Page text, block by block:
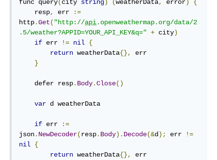
func query( city string) (weatherData, error)
{
    resp
, err
:=
http.Get( "http://api.openweathermap.org/data/2
.5/weather?APPID=YOUR_API_KEY&q=" + city)
if err != nil {
return weatherData{},
err
}
defer resp. Body.Close()
var d weatherData
if err
:=
json. NewDecoder(resp. Body). Decode(&d ); err
!=
nil {
return weatherData{},
err